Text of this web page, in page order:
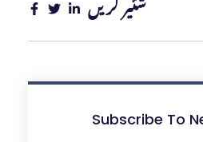
شئیر کریں
Subscribe To